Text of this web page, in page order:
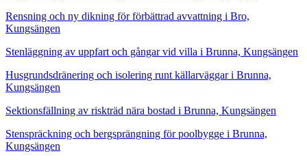
Rensning och ny dikning för förbättrad avvattning i Bro,
Kungsängen
Stenläggning av uppfart och gångar vid villa i Brunna, Kungsängen
Husgrundsdränering och isolering runt källarväggar i Brunna,
Kungsängen
Sektionsfällning av riskträd nära bostad i Brunna, Kungsängen
Stenspräckning och bergsprängning för poolbygge i Brunna,
Kungsängen